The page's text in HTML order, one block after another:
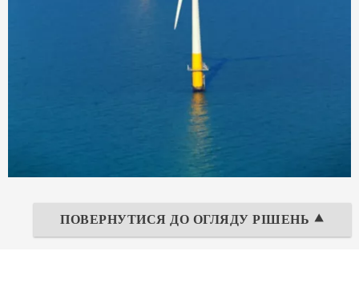
ПОВЕРНУТИСЯ ДО ОГЛЯДУ РІШЕНЬ ⯅